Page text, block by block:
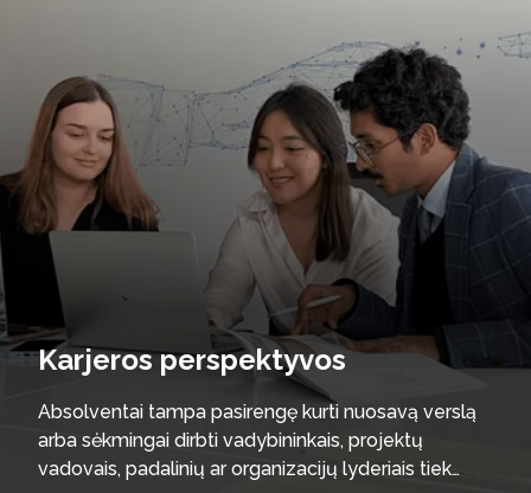
Karjeros perspektyvos
Absolventai tampa pasirengę kurti nuosavą verslą
arba sėkmingai dirbti vadybininkais, projektų
vadovais, padalinių ar organizacijų lyderiais tiek